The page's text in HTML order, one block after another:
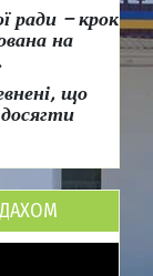
ради – крок
на
що